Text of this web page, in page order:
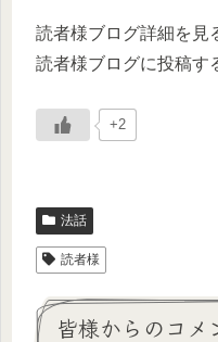
読者様ブログ詳細を見
読者様ブログに投稿す
+2
法話
読者様
皆様からのコメ